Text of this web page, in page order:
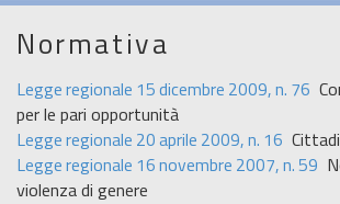
Normativa
Legge regionale 15 dicembre 2009, n. 76
per le pari opportunità
Legge regionale 20 aprile 2009, n. 16
Legge regionale 16 novembre 2007, n. 59
violenza di genere